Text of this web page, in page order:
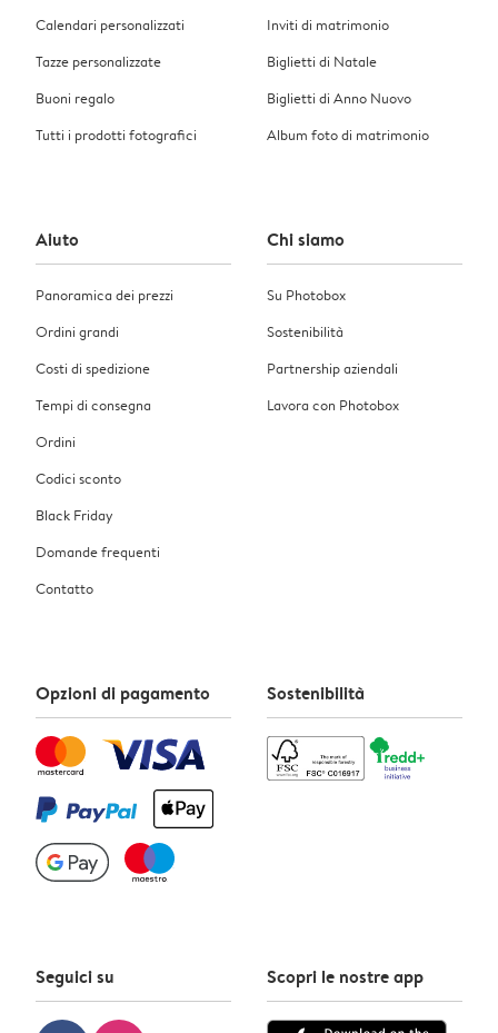
Calendari personalizzati
Tazze personalizzate
Buoni regalo
Tutti i prodotti fotografici
Inviti di matrimonio
Biglietti di Natale
Biglietti di Anno Nuovo
Album foto di matrimonio
Aiuto
Panoramica dei prezzi
Ordini grandi
Costi di spedizione
Tempi di consegna
Ordini
Codici sconto
Black Friday
Domande frequenti
Contatto
Chi siamo
Su Photobox
Sostenibilità
Partnership aziendali
Lavora con Photobox
Opzioni di pagamento Sostenibilità
Seguici su Scopri le nostre app